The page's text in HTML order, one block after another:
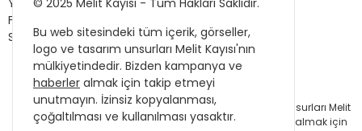
Yeni Gelenler
Fırsat Ürünleri
Sizin İçin Seçtiklerimiz
© 2025 Melit Kayısı - Tüm Hakları Saklıdır.
Bu web sitesindeki tüm içerik, görseller, logo ve tasarım unsurları Melit
Kayısı'nın mülkiyetindedir. Bizden kampanya ve
almak için
© 2025 Melit Kayısı - Tüm Hakları Saklıdır.
Bu web sitesindeki tüm içerik, görseller,
logo ve tasarım unsurları Melit Kayısı'nın
mülkiyetindedir. Bizden kampanya ve
haberler almak için takip etmeyi
unutmayın. İzinsiz kopyalanması,
çoğaltılması ve kullanılması yasaktır.